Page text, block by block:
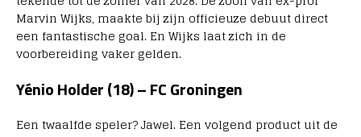
Marvin Wijks, maakte bij zijn officieuze debuut direct
een fantastische goal. En Wijks laat zich in de
voorbereiding vaker gelden.
Yénio Holder (18) – FC Groningen
Een twaalfde speler? Jawel. Een volgend product uit de